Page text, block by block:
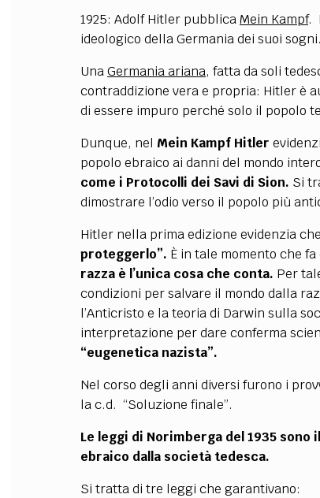
1925: Adolf Hitler pubblicaMein Kampf.
ideologico della Germania dei suoi
UnaGermania ariana, fatta da soli
contraddizione vera e propria: Hitler è
di essere impuro perché solo il popolo
Dunque, nel Mein Kampf Hitler
popolo ebraico ai danni del mondo
come i Protocolli dei Savi di Sion. Si
dimostrare l’odio verso il popolo più
Hitler nella prima edizione evidenzia che
proteggerlo”. È in tale momento che
razza è l’unica cosa che conta. Per
condizioni per salvare il mondo dalla
l’Anticristo e la teoria di Darwin sulla
interpretazione per dare conferma
“eugenetica nazista”.
Nel corso degli anni diversi furono i
la c.d. “Soluzione finale”.
Le leggi di Norimberga del 1935
ebraico dalla società tedesca.
Si tratta di tre leggi che garantivano: